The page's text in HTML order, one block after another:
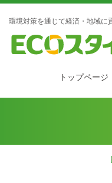
環境対策を通じて経済・地域に
トップページ